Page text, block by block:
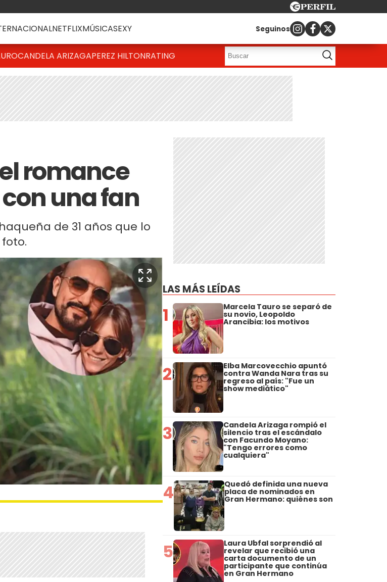
NETFLIXMÚSICASEXY Seguinos
CANDELA ARIZAGAPEREZ HILTONRATING
romance
una fan
de 31 años que lo
LAS MÁS LEÍDAS
1 Marcela Tauro se separó de
su novio, Leopoldo
Arancibia: los motivos
2 Elba Marcovecchio apuntó
contra Wanda Nara tras su
regreso al país: "Fue un
show mediático"
3 Candela Arizaga rompió el
silencio tras el escándalo
con Facundo Moyano:
"Tengo errores como
cualquiera"
4 Quedó definida una nueva
placa de nominados en
Gran Hermano: quiénes son
5 Laura Ubfal sorprendió al
revelar que recibió una
carta documento de un
participante que continúa
en Gran Hermano